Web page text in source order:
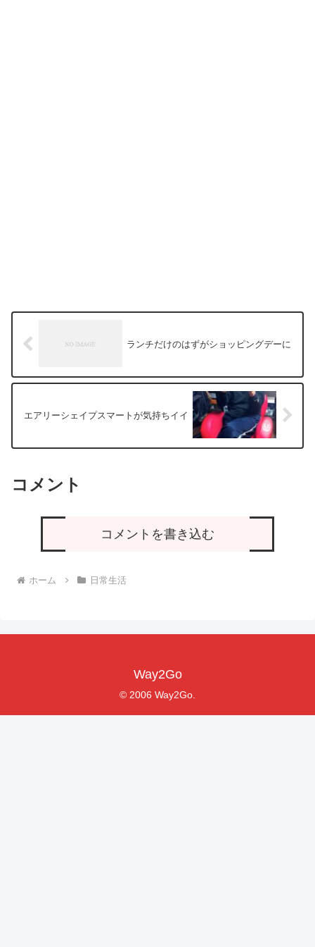
ランチだけのはずがショッピングデーに
エアリーシェイプスマートが気持ちイイ
コメント
コメントを書き込む
ホーム 日常生活
Way2Go
© 2006 Way2Go.